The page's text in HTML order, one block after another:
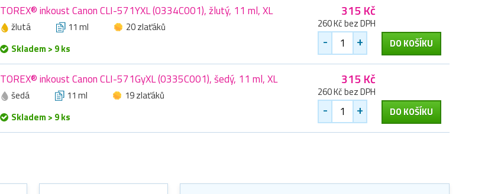
TOREX® inkoust Canon CLI-571YXL (0334C001), žlutý, 11 ml, XL
žlutá 11 ml
20 zlaťáků
Skladem > 9 ks
315 Kč
260 Kč bez DPH
- + DO KOŠÍKU
TOREX® inkoust Canon CLI-571GyXL (0335C001), šedý, 11 ml, XL
šedá 11 ml
19 zlaťáků
Skladem > 9 ks
315 Kč
260 Kč bez DPH
- + DO KOŠÍKU